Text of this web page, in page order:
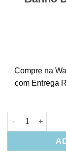
Compre na
com Entrega
Brinco Oval